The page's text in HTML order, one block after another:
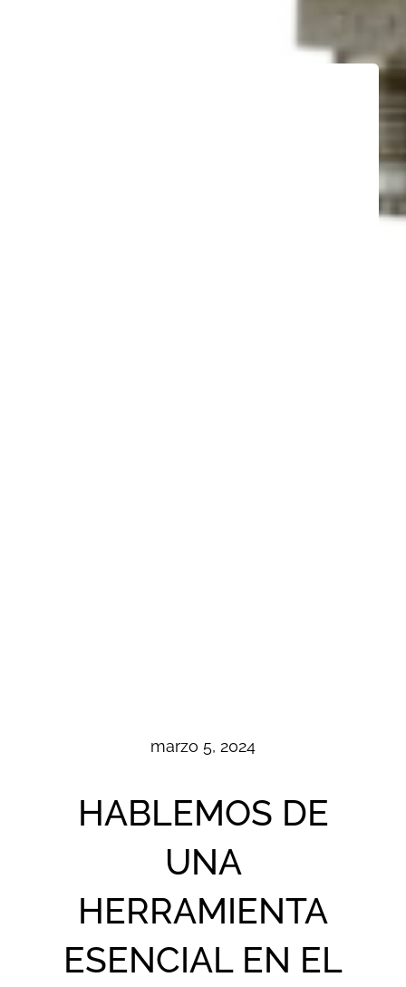
marzo 5, 2024
HABLEMOS DE
UNA
HERRAMIENTA
ESENCIAL EN EL